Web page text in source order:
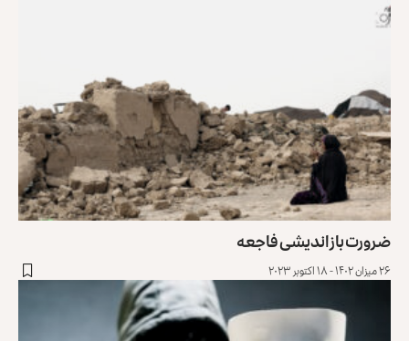
ضرورت بازاندیشی فاجعه
۲۶ میزان ۱۴۰۲ - ۱۸ اکتوبر ۲۰۲۳